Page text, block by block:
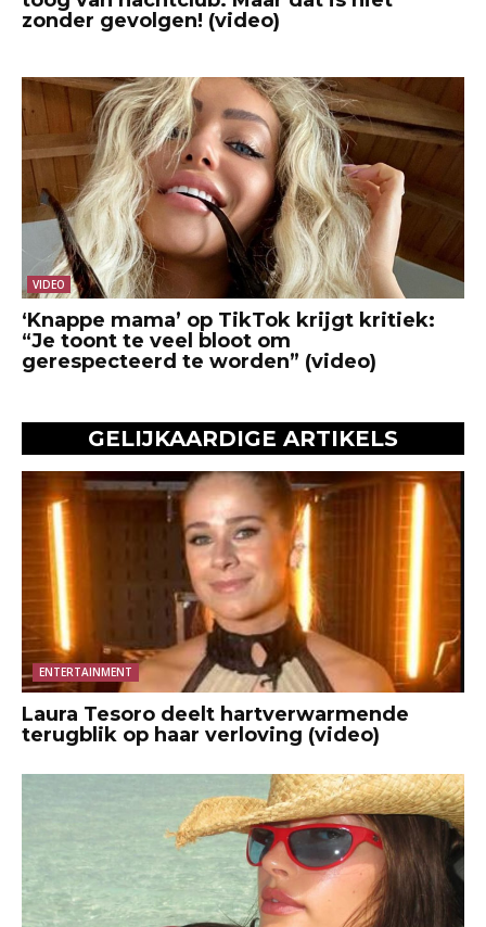
zonder gevolgen! (video)
VIDEO
‘Knappe mama’ op TikTok krijgt kritiek:
“Je toont te veel bloot om
gerespecteerd te worden” (video)
GELIJKAARDIGE ARTIKELS
ENTERTAINMENT
Laura Tesoro deelt hartverwarmende
terugblik op haar verloving (video)